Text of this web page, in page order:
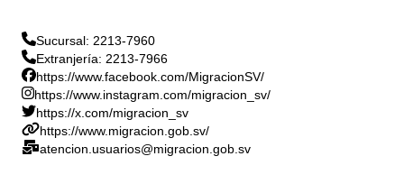
Sucursal: 2213-7960
Extranjería: 2213-7966
https://www.facebook.com/MigracionSV/
https://www.instagram.com/migracion_sv/
https://x.com/migracion_sv
https://www.migracion.gob.sv/
atencion.usuarios@migracion.gob.sv